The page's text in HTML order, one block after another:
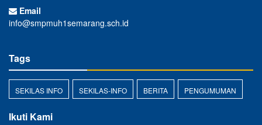
Email
info@smpmuh1semarang.sch.id
Tags
SEKILAS INFO SEKILAS-INFO BERITA PENGUMUMAN
Ikuti Kami